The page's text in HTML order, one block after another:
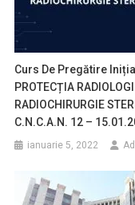
Curs De Pregătire
PROTECȚIA
RADIOCHIRURGIE
C.N.C.A.N. 12 –
ianuarie 5, 2022